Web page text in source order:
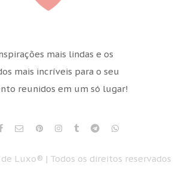
mais lindas e os
mais incríveis para o seu
reunidos em um só lugar!
Luxo® | Todos os direitos reservados